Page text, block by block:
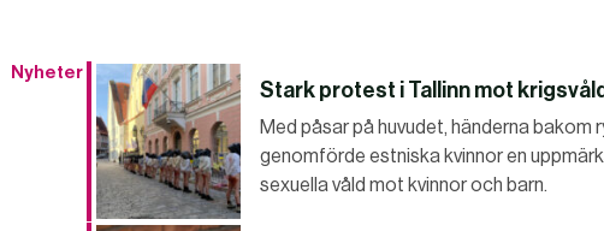
Nyheter
Stark protest i Tallinn mot
Med påsar på huvudet, händerna bakom
genomförde estniska kvinnor en
sexuella våld mot kvinnor och barn.